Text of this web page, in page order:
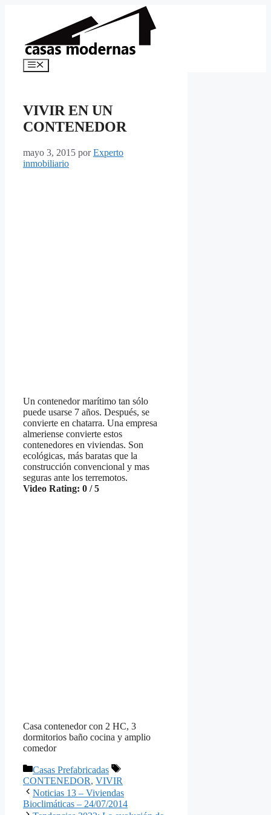
Menú
VIVIR EN UN
CONTENEDOR
mayo 3, 2015 porExperto
inmobiliario
Un contenedor marítimo tan sólo
puede usarse 7 años. Después, se
convierte en chatarra. Una empresa
almeriense convierte estos
contenedores en viviendas. Son
ecológicas, más baratas que la
construcción convencional y mas
seguras ante los terremotos.
Video Rating: 0 / 5
Casa contenedor con 2 HC, 3
dormitorios baño cocina y amplio
comedor
Categorías
Casas Prefabricadas
Etiquetas
CONTENEDOR, VIVIR
Noticias 13 – Viviendas
Bioclimáticas – 24/07/2014